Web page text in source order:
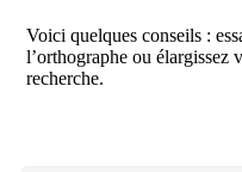
Voici quelques conseils :
l’orthographe ou élargissez
recherche.